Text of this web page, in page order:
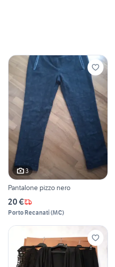
3
Pantalone pizzo nero
20 €
Porto Recanati(MC)